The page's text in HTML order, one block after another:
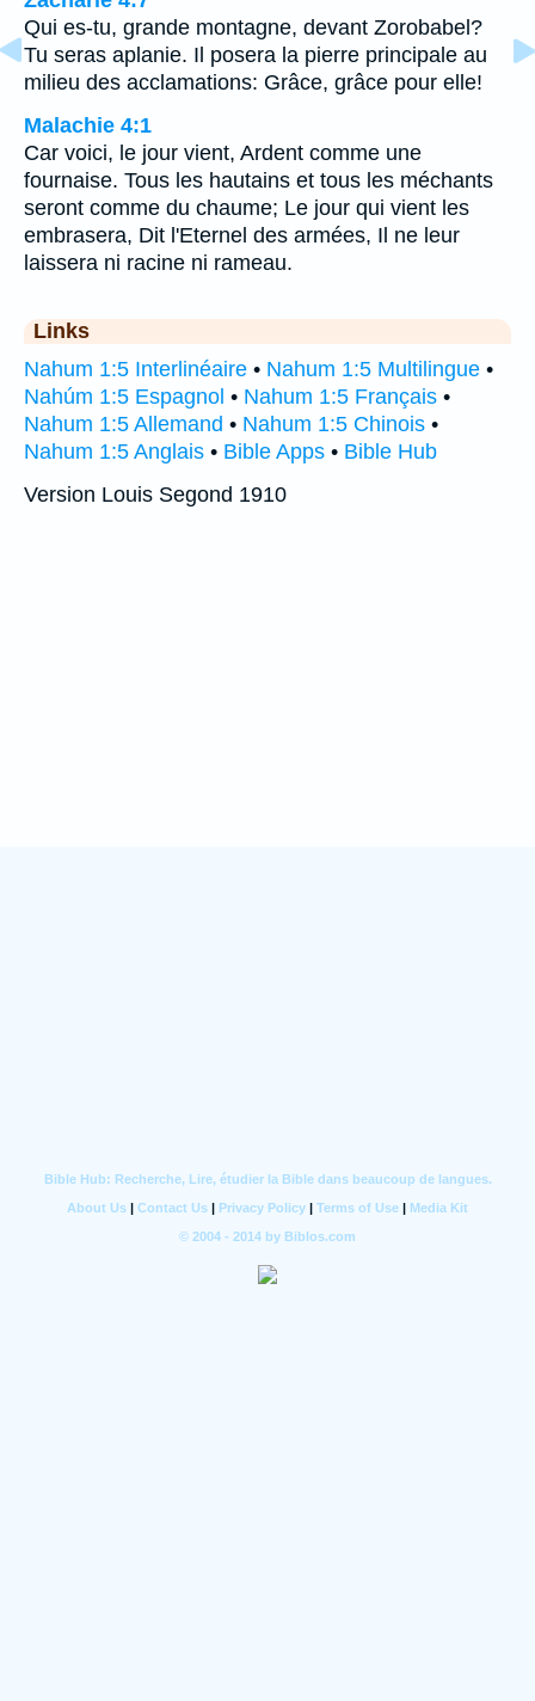
Qui es-tu, grande montagne, devant Zorobabel?
Tu seras aplanie. Il posera la pierre principale au
milieu des acclamations: Grâce, grâce pour elle!
Malachie 4:1
Car voici, le jour vient, Ardent comme une
fournaise. Tous les hautains et tous les méchants
seront comme du chaume; Le jour qui vient les
embrasera, Dit l'Eternel des armées, Il ne leur
laissera ni racine ni rameau.
Links
Nahum 1:5 Interlinéaire • Nahum 1:5 Multilingue •
Nahúm 1:5 Espagnol • Nahum 1:5 Français •
Nahum 1:5 Allemand • Nahum 1:5 Chinois •
Nahum 1:5 Anglais • Bible Apps • Bible Hub
Version Louis Segond 1910